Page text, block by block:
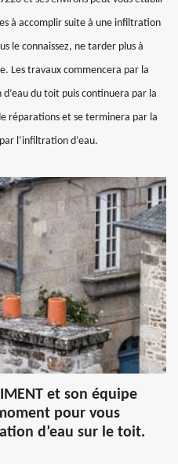
à accomplir suite à une infiltration
le connaissez, ne tarder plus à
Les travaux commencera par la
du toit puis continuera par la
réparations et se terminera par la
l’infiltration d’eau.
et son équipe
pour vous
d’eau sur le toit.